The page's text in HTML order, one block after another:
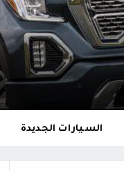
السيارات الجديدة